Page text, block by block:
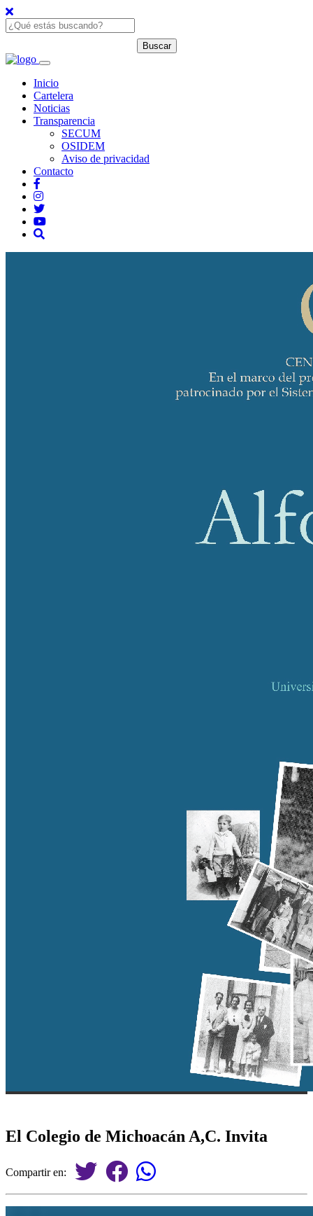
Inicio
Cartelera
Noticias
Transparencia
SECUM
OSIDEM
Aviso de privacidad
Contacto
El Colegio de Michoacán A,C. Invita
Compartir en: